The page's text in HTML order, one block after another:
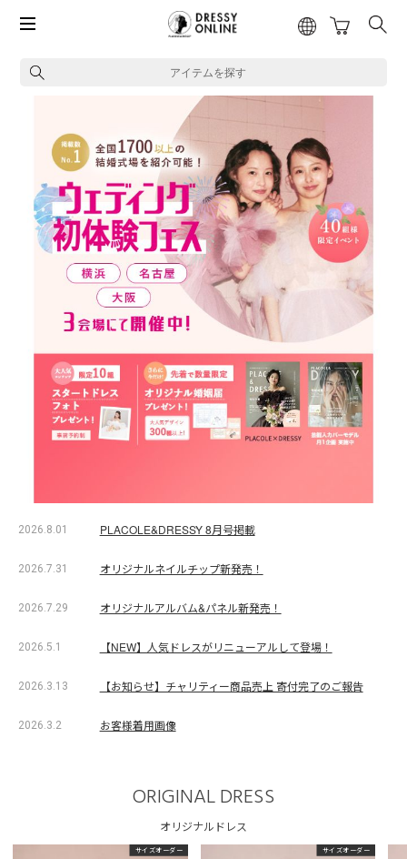
アイテムを探す
2026.8.01 PLACOLE&DRESSY 8月号掲載
2026.7.31 オリジナルネイルチップ新発売！
2026.7.29 オリジナルアルバム&パネル新発売！
2026.5.1 【NEW】人気ドレスがリニューアルして登場！
2026.3.13 【お知らせ】チャリティー商品売上 寄付完了のご報告
2026.3.2 お客様着用画像
ORIGINAL DRESS
オリジナルドレス
サイズオーダー サイズオーダー